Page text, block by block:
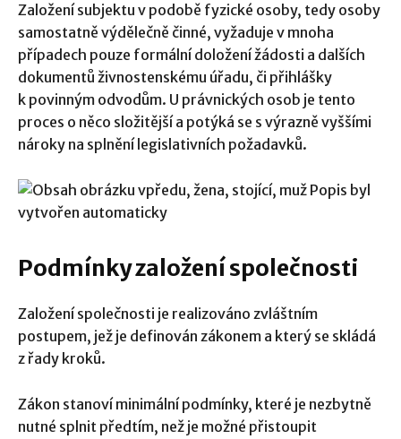
Založení subjektu v podobě fyzické osoby, tedy osoby
samostatně výdělečně činné, vyžaduje v mnoha
případech pouze formální doložení žádosti a dalších
dokumentů živnostenskému úřadu, či přihlášky
k povinným odvodům. U právnických osob je tento
proces o něco složitější a potýká se s výrazně vyššími
nároky na splnění legislativních požadavků.
Podmínky založení společnosti
Založení společnosti je realizováno zvláštním
postupem, jež je definován zákonem a který se skládá
z řady kroků.
Zákon stanoví minimální podmínky, které je nezbytně
nutné splnit předtím, než je možné přistoupit